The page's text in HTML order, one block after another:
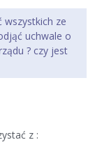
ze
uchwale o
? czy jest
z :